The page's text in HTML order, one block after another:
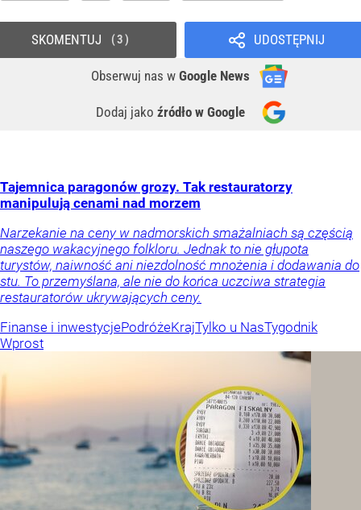
UDOSTĘPNIJ
Obserwuj nas w Google News
Dodaj jako źródło w Google
SKOMENTUJ 3
Tajemnica paragonów grozy. Tak restauratorzy
manipulują cenami nad morzem
Narzekanie na ceny w nadmorskich smażalniach są częścią
naszego wakacyjnego folkloru. Jednak to nie głupota
turystów, naiwność ani niezdolność mnożenia i dodawania do
stu. To przemyślana, ale nie do końca uczciwa strategia
restauratorów ukrywających ceny.
Finanse i inwestycjePodróżeKrajTylko u NasTygodnik
Wprost